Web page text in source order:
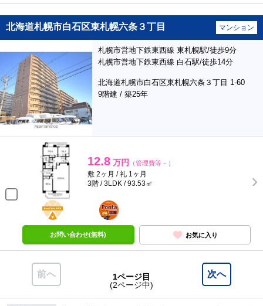
北海道札幌市白石区東札幌六条３丁目 マンション
札幌市営地下鉄東西線 東札幌駅/徒歩9分
札幌市営地下鉄東西線 白石駅/徒歩14分
北海道札幌市白石区東札幌六条３丁目 1-60
9階建 / 築25年
12.8 万円 （管理費等－）
敷 2ヶ月 / 礼 1ヶ月
3階 / 3LDK / 93.53㎡
BunChinPAY
ポンタ
部屋
お問い合わせ(無料) お気に入り
前へ 次へ
1ページ目
(2ページ中)